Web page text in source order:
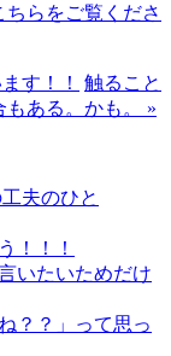
らをご覧くださ
す！！
触ること
ある。かも。 »
夫のひと
！！！
いたいためだけ
？？」って思っ